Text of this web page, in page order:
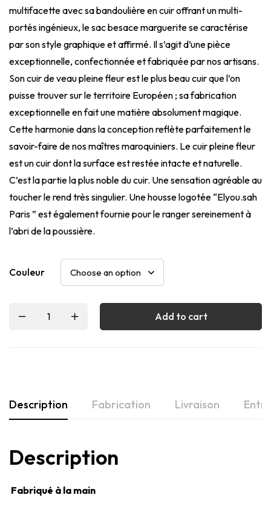
multifacette avec sa bandoulière en cuir offrant un multi-
portés ingénieux, le sac besace marguerite se caractérise
par son style graphique et affirmé. Il s’agit d’une pièce
exceptionnelle, confectionnée et fabriquée par nos artisans.
Son cuir de veau pleine fleur est le plus beau cuir que l’on
puisse trouver sur le territoire Européen ; sa fabrication
exceptionnelle en fait une matière absolument magique.
Cette harmonie dans la conception reflète parfaitement le
savoir-faire de nos maîtres maroquiniers. Le cuir pleine fleur
est un cuir dont la surface est restée intacte et naturelle.
C’est la partie la plus noble du cuir. Une sensation agréable au
toucher le rend très singulier. Une housse logotée “Elyou.sah
Paris ” est également fournie pour le ranger sereinement à
l’abri de la poussière.
Couleur
Add to cart
Description Fabrication Livraison
Description
Fabriqué à la main